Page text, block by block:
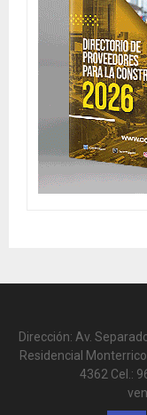
Dirección: Av.
Residencial
4362 Cel.: